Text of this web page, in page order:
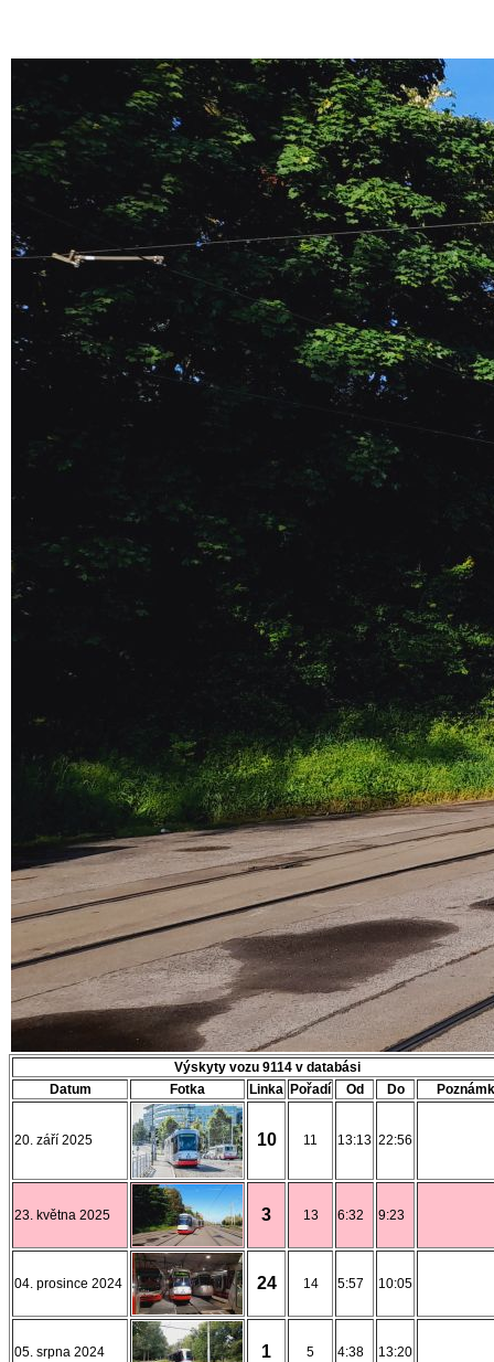
Výskyty vozu 9114 v databási
Datum
Fotka Linka Pořadí Od Do
20. září 2025 10 11 13:13 22:56
23. května 2025 3 13 6:32 9:23
04. prosince 2024 24 14 5:57 10:05
05. srpna 2024 1 5 4:38 13:20